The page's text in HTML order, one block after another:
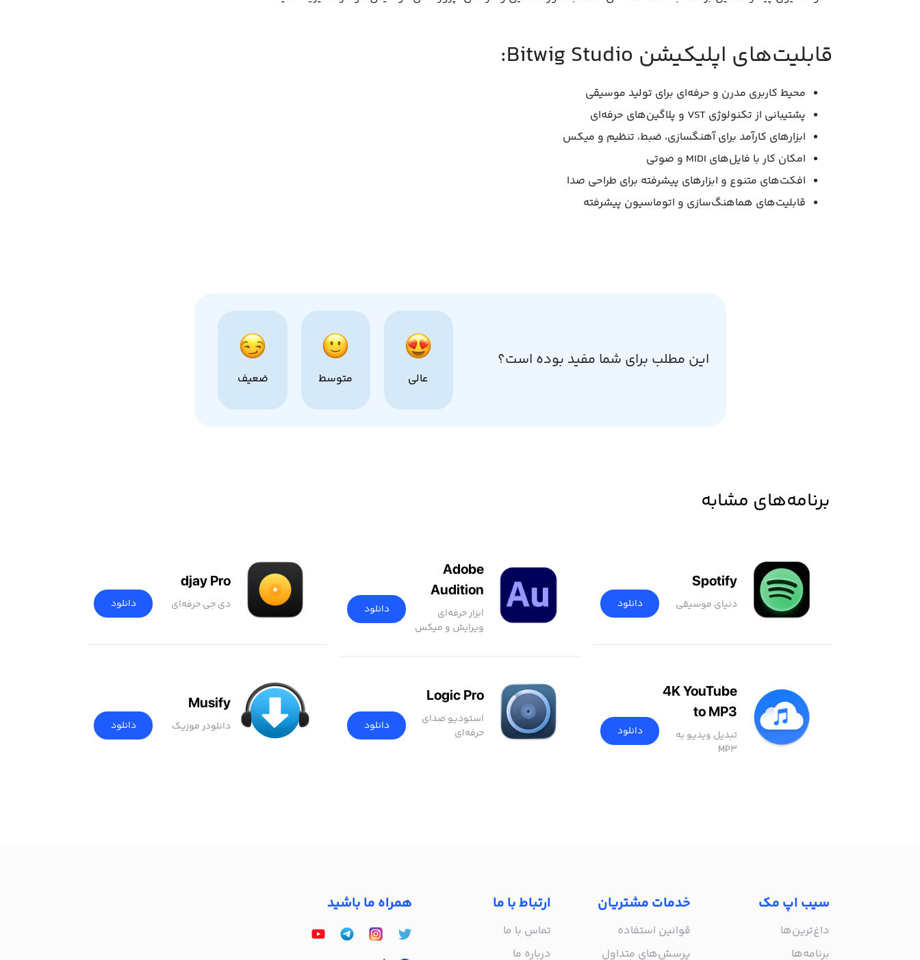
قابلیت‌های اپلیکیشن Bitwig Studio:
محیط کاربری مدرن و حرفه‌ای برای تولید موسیقی
پشتیبانی از تکنولوژی VST و پلاگین‌های حرفه‌ای
ابزارهای کارآمد برای آهنگسازی، ضبط، تنظیم و میکس
امکان کار با فایل‌های MIDI و صوتی
افکت‌های متنوع و ابزارهای پیشرفته برای طراحی صدا
قابلیت‌های هماهنگ‌سازی و اتوماسیون پیشرفته
این مطلب برای شما مفید بوده است؟
عالی متوسط ضعیف
برنامه‌های مشابه
Spotify
دنیای موسیقی دانلود
Adobe
Audition
2025
ابزار حرفه‌ای
ویرایش و میکس
دانلود
djay Pro
دی جی حرفه‌ای دانلود
4K YouTube
to MP3
تبدیل ویدیو به
MP3
دانلود
Logic Pro
استودیو صدای
حرفه‌ای
دانلود
Musify
دانلودر موزیک دانلود
سیب اپ مک
داغ‌ترین‌ها
برنامه‌ها
خدمات مشتریان
قوانین استفاده
پرسش‌های متداول
ارتباط با ما
تماس با ما
درباره‌ ما
همراه ما باشید